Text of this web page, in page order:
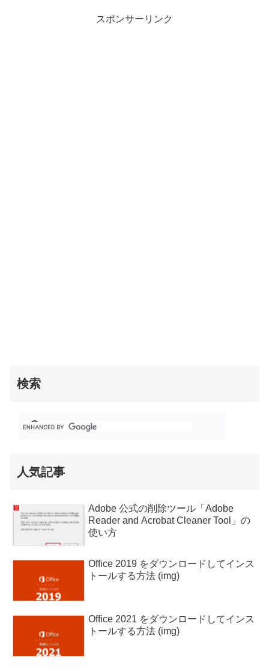
スポンサーリンク
検索
人気記事
Adobe 公式の削除ツール「Adobe
Reader and Acrobat Cleaner Tool」の
使い方
Office 2019 をダウンロードしてインス
トールする方法 (img)
Office 2021 をダウンロードしてインス
トールする方法 (img)